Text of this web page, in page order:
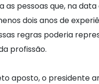
as pessoas que, na data
dois anos de
regras poderia
profissão.
aposto, o presidente